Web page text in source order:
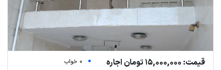
قیمت: 15,000,000 تومان اجاره
0 خواب